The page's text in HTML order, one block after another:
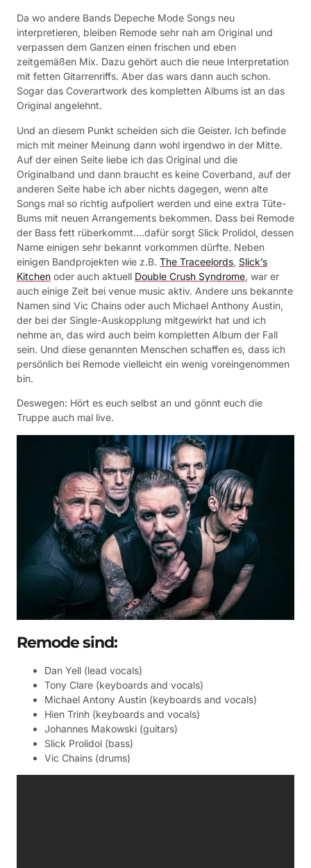
Da wo andere Bands Depeche Mode Songs neu
interpretieren, bleiben Remode sehr nah am Original und
verpassen dem Ganzen einen frischen und eben
zeitgemäßen Mix. Dazu gehört auch die neue Interpretation
mit fetten Gitarrenriffs. Aber das wars dann auch schon.
Sogar das Coverartwork des kompletten Albums ist an das
Original angelehnt.
Und an diesem Punkt scheiden sich die Geister. Ich befinde
mich mit meiner Meinung dann wohl irgendwo in der Mitte.
Auf der einen Seite liebe ich das Original und die
Originalband und dann braucht es keine Coverband, auf der
anderen Seite habe ich aber nichts dagegen, wenn alte
Songs mal so richtig aufpoliert werden und eine extra Tüte-
Bums mit neuen Arrangements bekommen. Dass bei Remode
der Bass fett rüberkommt….dafür sorgt Slick Prolidol, dessen
Name einigen sehr bekannt vorkommen dürfte. Neben
einigen Bandprojekten wie z.B. The Traceelords, Slick’s
Kitchen oder auch aktuell Double Crush Syndrome, war er
auch einige Zeit bei venue music aktiv. Andere uns bekannte
Namen sind Vic Chains oder auch Michael Anthony Austin,
der bei der Single-Auskopplung mitgewirkt hat und ich
nehme an, das wird auch beim kompletten Album der Fall
sein. Und diese genannten Menschen schaffen es, dass ich
persönlich bei Remode vielleicht ein wenig voreingenommen
bin.
Deswegen: Hört es euch selbst an und gönnt euch die
Truppe auch mal live.
Remode sind:
Dan Yell (lead vocals)
Tony Clare (keyboards and vocals)
Michael Antony Austin (keyboards and vocals)
Hien Trinh (keyboards and vocals)
Johannes Makowski (guitars)
Slick Prolidol (bass)
Vic Chains (drums)